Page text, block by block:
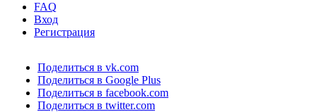
FAQ
Вход
Регистрация
Поделиться в vk.com
Поделиться в Google Plus
Поделиться в facebook.com
Поделиться в twitter.com